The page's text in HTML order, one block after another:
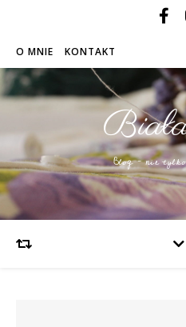
O MNIE KONTAKT
Blog – nie